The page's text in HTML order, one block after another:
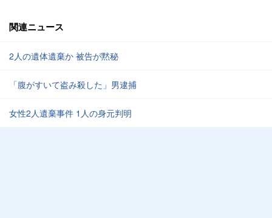
関連ニュース
2人の遺体遺棄か 被告が黙秘
「腹がすいて盗み殺した」男逮捕
女性2人遺棄事件 1人の身元判明